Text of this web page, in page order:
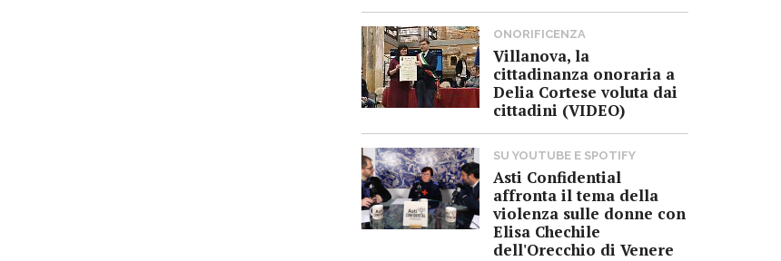
ONORIFICENZA
Villanova, la
cittadinanza onoraria a
Delia Cortese voluta dai
cittadini (VIDEO)
SU YOUTUBE E SPOTIFY
Asti Confidential
affronta il tema della
violenza sulle donne con
Elisa Chechile
dell'Orecchio di Venere